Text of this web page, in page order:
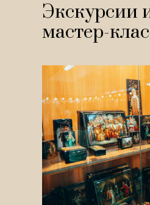
Экскурсии
мастер-